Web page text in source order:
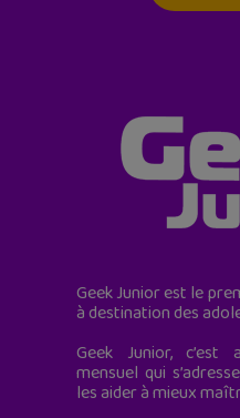
Geek Junior est le
à destination des
Geek Junior, c’est
mensuel qui
les aider à mieux